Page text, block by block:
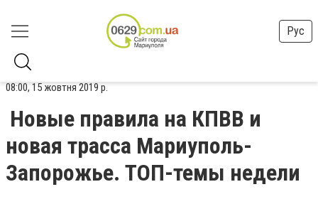
Рус
08:00, 15 жовтня 2019 р.
Новые правила на КПВВ и
новая трасса Мариуполь-
Запорожье. ТОП-темы недели